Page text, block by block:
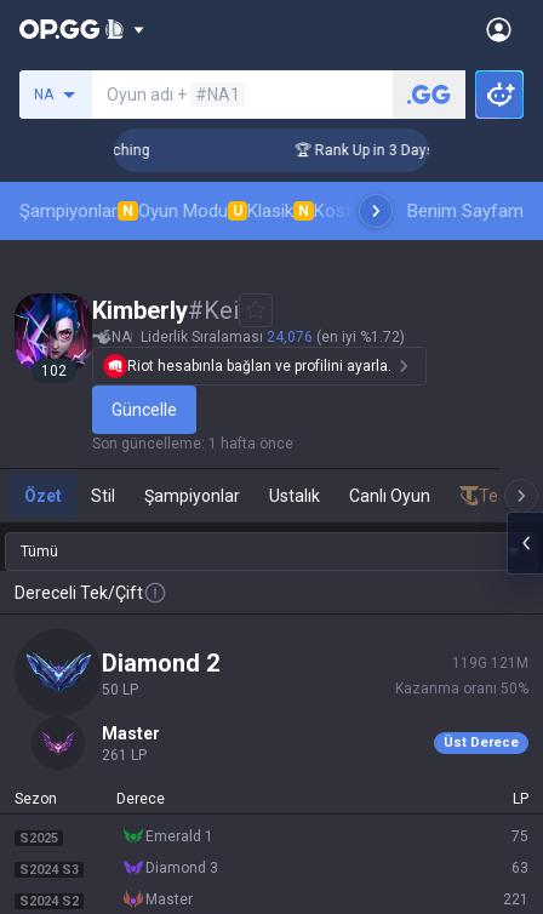
NA Oyun adı + #NA1
Coaching 🏆 Rank Up in 3 Days! Challenger
Şampiyonlar N Oyun Modu U Klasik N Kostüm sıralamasıBenim Sayfam
102
Kimberly#Kei
NA Liderlik Sıralaması 24,076 (en iyi %1.72)
Riot hesabınla bağlan ve profilini ayarla.
Güncelle
Son güncelleme: 1 hafta önce
Özet Stil Şampiyonlar Ustalık Canlı Oyun
Tümü
Dereceli Tek/Çift
diamond 2
50 LP
119G 121 M
Kazanma oranı 50%
master
261 LP
Üst Derece
Sezon Derece LP
S2025 emerald 1 75
S2024 S3 diamond 3 63
S2024 S2 master 221